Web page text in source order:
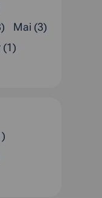
Mai (3)
(1)